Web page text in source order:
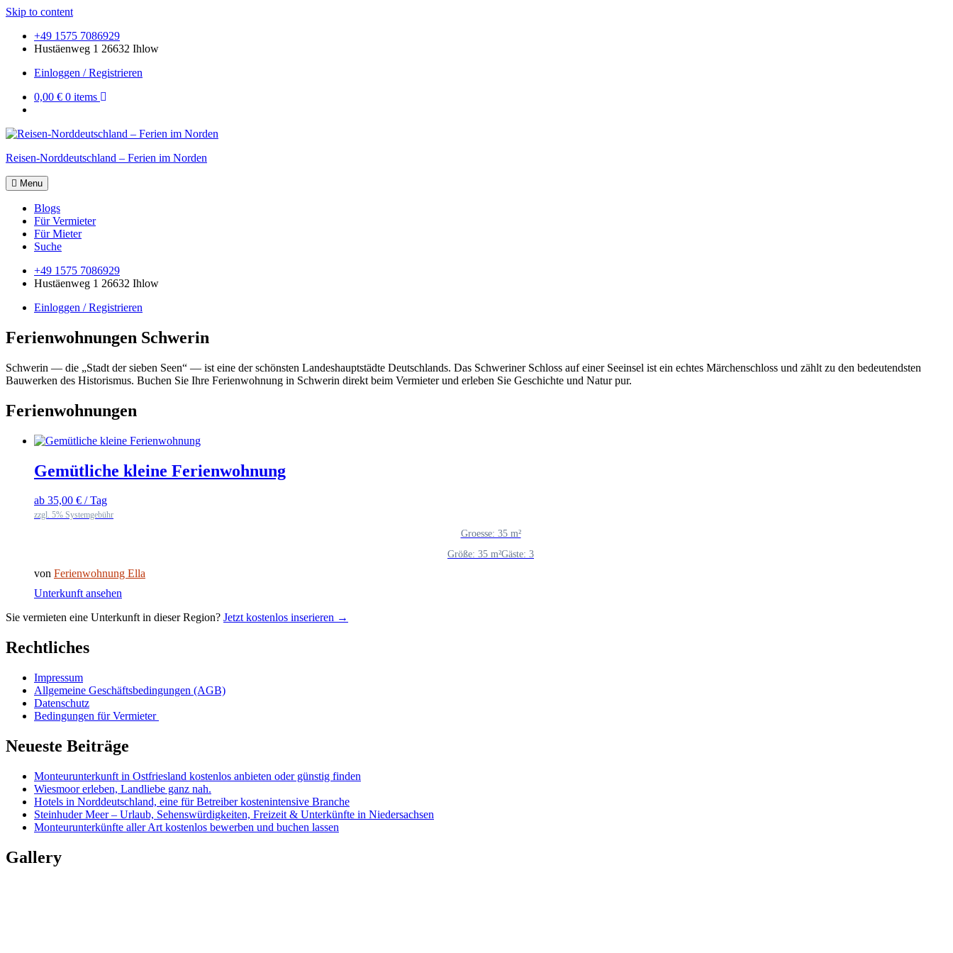
Skip to content
+49 1575 7086929
Hustäenweg 1 26632 Ihlow
Einloggen / Registrieren
0,00 € 0 items
Reisen-Norddeutschland – Ferien im Norden
Menu
Blogs
Für Vermieter
Für Mieter
Suche
+49 1575 7086929
Hustäenweg 1 26632 Ihlow
Einloggen / Registrieren
Ferienwohnungen Schwerin
Schwerin — die „Stadt der sieben Seen“ — ist eine der schönsten Landeshauptstädte Deutschlands. Das Schweriner Schloss auf einer Seeinsel ist ein echtes Märchenschloss und zählt zu den bedeutendsten
Bauwerken des Historismus. Buchen Sie Ihre Ferienwohnung in Schwerin direkt beim Vermieter und erleben Sie Geschichte und Natur pur.
Ferienwohnungen
Gemütliche kleine Ferienwohnung
ab 35,00 € / Tag
zzgl. 5% Systemgebühr
Groesse: 35 m²
Größe: 35 m²Gäste: 3
von Ferienwohnung Ella
Unterkunft ansehen
Sie vermieten eine Unterkunft in dieser Region? Jetzt kostenlos inserieren →
Rechtliches
Impressum
Allgemeine Geschäftsbedingungen (AGB)
Datenschutz
Bedingungen für Vermieter
Neueste Beiträge
Monteurunterkunft in Ostfriesland kostenlos anbieten oder günstig finden
Wiesmoor erleben, Landliebe ganz nah.
Hotels in Norddeutschland, eine für Betreiber kostenintensive Branche
Steinhuder Meer – Urlaub, Sehenswürdigkeiten, Freizeit & Unterkünfte in Niedersachsen
Monteurunterkünfte aller Art kostenlos bewerben und buchen lassen
Gallery